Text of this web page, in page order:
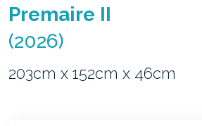
Premaire II
(2026)
203cm x 152cm x 46cm